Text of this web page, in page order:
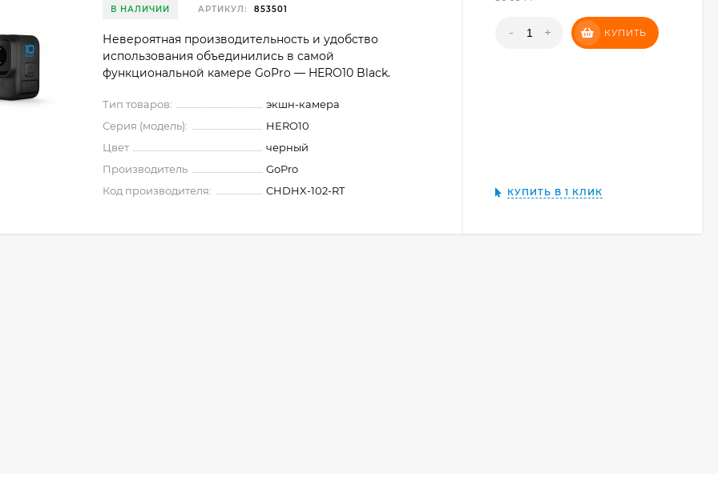
В НАЛИЧИИ АРТИКУЛ: 853501
Невероятная производительность и удобство
использования объединились в самой
функциональной камере GoPro — HERO10 Black.
Тип товаров:
экшн-камера
Серия (модель):
HERO10
Цвет
черный
Производитель
GoPro
Код производителя:
CHDHX-102-RT
- + КУПИТЬ
КУПИТЬ В 1 КЛИК